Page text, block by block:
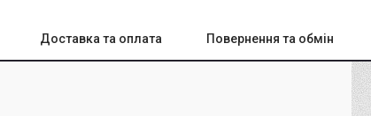
Доставка та оплата Повернення та обмін